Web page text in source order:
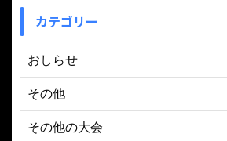
カテゴリー
おしらせ
その他
その他の大会